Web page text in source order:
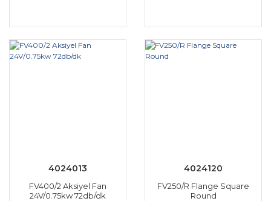
4024013
FV400/2 Aksiyel Fan
24V/0.75kw 72db/dk
4024120
FV250/R Flange Square
Round